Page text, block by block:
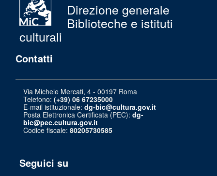
Direzione generale
Biblioteche e istituti
culturali
Contatti
Via Michele Mercati, 4 - 00197 Roma
Telefono: (+39) 06 67235000
E-mail istituzionale: dg-bic@cultura.gov.it
Posta Elettronica Certificata (PEC): dg-
bic@pec.cultura.gov.it
Codice fiscale: 80205730585
Seguici su